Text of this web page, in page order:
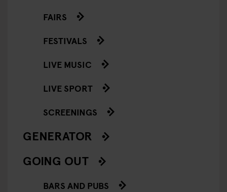
FAIRS
FESTIVALS
LIVE MUSIC
LIVE SPORT
SCREENINGS
GENERATOR
GOING OUT
BARS AND PUBS